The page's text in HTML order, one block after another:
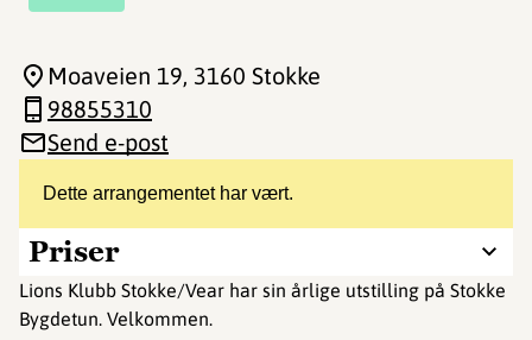
Dette arrangementet har vært.
Priser
Lions Klubb Stokke/Vear har sin årlige utstilling på Stokke
Bygdetun. Velkommen.
Moaveien 19, 3160 Stokke
98855310
Send e-post